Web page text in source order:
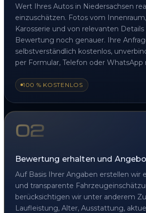
Wert Ihres Autos in Niedersachsen
einzuschätzen. Fotos vom
Karosserie und von relevanten
Bewertung noch genauer. Ihre
selbstverständlich kostenlos,
per Formular, Telefon oder WhatsApp
100 % KOSTENLOS
02
Bewertung erhalten und
Auf Basis Ihrer Angaben erstellen wir
und transparente
berücksichtigen wir unter anderem
Laufleistung, Alter, Ausstattung,